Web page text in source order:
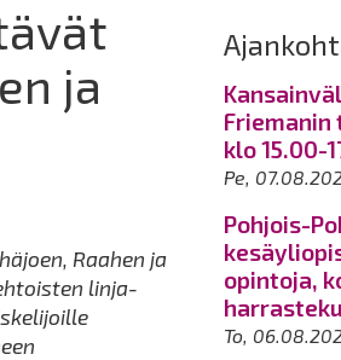
ja
Raahen ja
linja-
klo 15.00-
Pe,
Pohjois-
opintoja,
To,